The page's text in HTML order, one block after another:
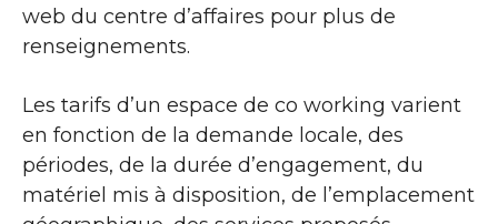
web du centre d’affaires pour plus de
renseignements.
Les tarifs d’un espace de co working varient
en fonction de la demande locale, des
périodes, de la durée d’engagement, du
matériel mis à disposition, de l’emplacement